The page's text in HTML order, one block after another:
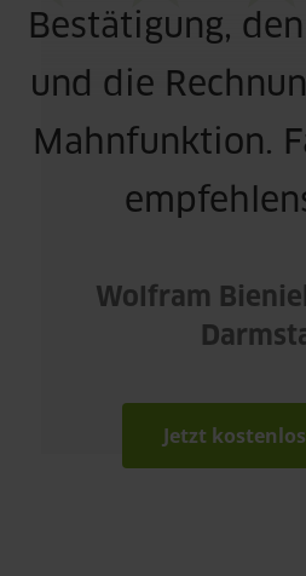
Bestätigung,
und die
Mahnfunktion.
Wolfram
Jetzt